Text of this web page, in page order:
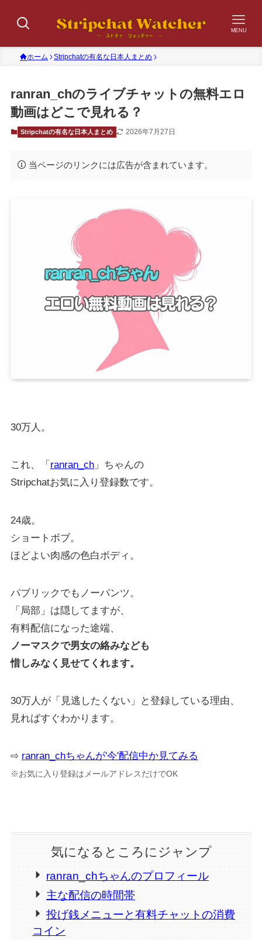
MENU
ホーム Stripchatの有名な日本人まとめ
ranran_chのライブチャットの無料エロ
動画はどこで見れる？
Stripchatの有名な日本人まとめ 2026年7月27日
当ページのリンクには広告が含まれています。
30万人。
これ、「 ranran_ch」ちゃんの
Stripchatお気に入り登録数です。
24歳。
ショートボブ。
ほどよい肉感の色白ボディ。
パブリックでもノーパンツ。
「局部」は隠してますが、
有料配信になった途端、
ノーマスクで男女の絡みなども
惜しみなく見せてくれます。
30万人が「見逃したくない」と登録している理由、
見ればすぐわかります。
⇨ ranran_chちゃんが'今'配信中か見てみる
※お気に入り登録はメールアドレスだけでOK
気になるところにジャンプ
ranran_chちゃんのプロフィール
主な配信の時間帯
投げ銭メニューと有料チャットの消費
コイン